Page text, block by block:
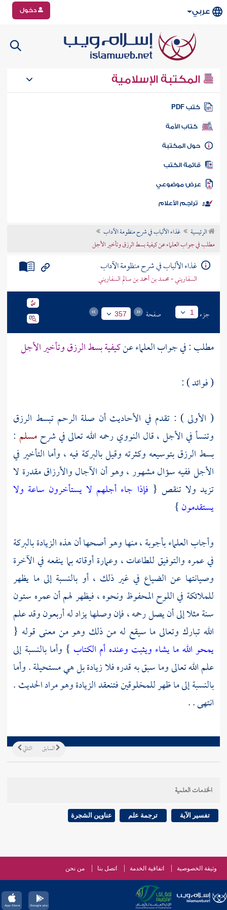
عربي دخول
المكتبة الإسلامية
كتب PDF
كتاب الأمة
المكتبة
الكتب
موضوعي
تراجم الأعلام
الرئيسية
غذاء الألباب في شرح منظومة الآداب
مطلب في جواب العلماء عن كيفية بسط الرزق وتأخير الأجل
غذاء الألباب في شرح منظومة الآداب
السفاريني - محمد بن أحمد بن سالم السفاريني
جزء 1 صفحة 357
مطلب : في جواب العلماء عنكيفية بسط الرزق وتأخير الأجل
( فوائد ) :
( الأولى ) : تقدم في الأحاديث أن صلة الرحم تبسط الرزق
وتنسأ في الأجل ، قال النوويرحمه الله تعالى في شرحمسلم :
بسط الرزق بتوسيعه وكثرته وقيل بالبركة فيه ، وأما التأخير في
الأجل ففيه سؤال مشهور ، وهو أن الآجال والأرزاق مقدرة لا
تزيد ولا تنقص { فإذا جاء أجلهم لا يستأخرون ساعة ولا
يستقدمون}
وأجاب العلماء بأجوبة ، منها وهو أصحها أن هذه الزيادة بالبركة
في عمره والتوفيق للطاعات ، وعمارة أوقاته بما ينفعه في الآخرة
وصيانتها عن الضياع في غير ذلك ، أو بالنسبة إلى ما يظهر
للملائكة في اللوح المحفوظ ونحوه ، فيظهر لهم أن عمره ستون
سنة مثلا إلى أن يصل رحمه ، فإن وصلها يزاد له أربعون وقد علم
الله تبارك وتعالى ما سيقع له من ذلك وهو من معنى قوله {
يمحو الله ما يشاء ويثبت وعنده أم الكتاب } وأما بالنسبة إلى
علم الله تعالى وما سبق به قدره فلا زيادة بل هي مستحيلة . وأما
بالنسبة إلى ما ظهر للمخلوقين فتنعقد الزيادة وهو مراد الحديث .
انتهى . .
التالي السابق
الخدمات العلمية
تفسير الآية ترجمة علم عناوين الشجرة
وثيقة الخصوصية اتفاقية الخدمة اتصل بنا من نحن